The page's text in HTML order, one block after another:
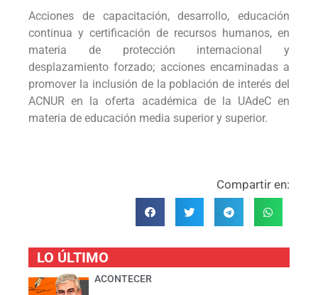
Acciones de capacitación, desarrollo, educación
continua y certificación de recursos humanos, en
materia de protección internacional y
desplazamiento forzado; acciones encaminadas a
promover la inclusión de la población de interés del
ACNUR en la oferta académica de la UAdeC en
materia de educación media superior y superior.
Compartir en:
LO ÚLTIMO
ACONTECER